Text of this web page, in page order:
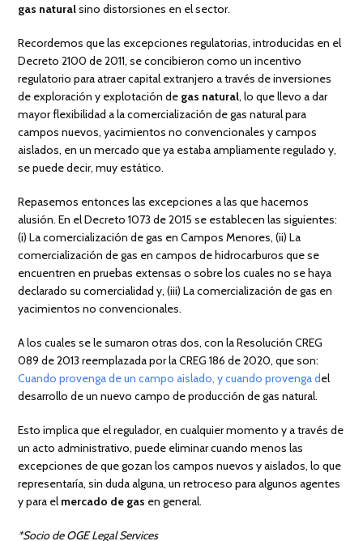
gas naturalsino distorsiones en el sector.
Recordemos que las excepciones regulatorias, introducidas en el
Decreto 2100 de 2011, se concibieron como un incentivo
regulatorio para atraer capital extranjero a través de inversiones
de exploración y explotación de gas natural, lo que llevo a dar
mayor flexibilidad a la comercialización de gas natural para
campos nuevos, yacimientos no convencionales y campos
aislados, en un mercado que ya estaba ampliamente regulado y,
se puede decir, muy estático.
Repasemos entonces las excepciones a las que hacemos
alusión. En el Decreto 1073 de 2015 se establecen las siguientes:
(i) La comercialización de gas en Campos Menores, (ii) La
comercialización de gas en campos de hidrocarburos que se
encuentren en pruebas extensas o sobre los cuales no se haya
declarado su comercialidad y, (iii) La comercialización de gas en
yacimientos no convencionales.
A los cuales se le sumaron otras dos, con la Resolución CREG
089 de 2013 reemplazada por la CREG 186 de 2020, que son:
Cuando provenga de un campo aislado, y cuando provenga del
desarrollo de un nuevo campo de producción de gas natural.
Esto implica que el regulador, en cualquier momento y a través de
un acto administrativo, puede eliminar cuando menos las
excepciones de que gozan los campos nuevos y aislados, lo que
representaría, sin duda alguna, un retroceso para algunos agentes
y para el mercado de gas en general.
*Socio de OGE Legal Services